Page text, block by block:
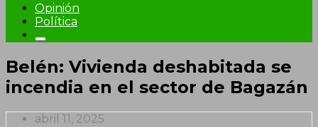
Opinión
Política
Belén: Vivienda deshabitada se
incendia en el sector de Bagazán
abril 11, 2025